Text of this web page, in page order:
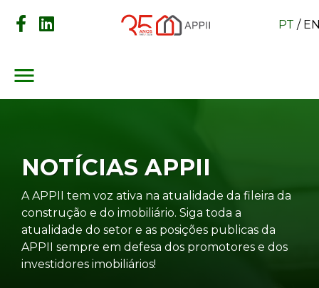
PT /
menu
NOTÍCIAS APPII
A APPII tem voz ativa na atualidade da fileira da
construção e do imobiliário. Siga toda a
atualidade do setor e as posições publicas da
APPII sempre em defesa dos promotores e dos
investidores imobiliários!